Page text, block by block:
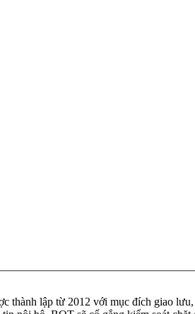
lập từ 2012 với mục đích giao